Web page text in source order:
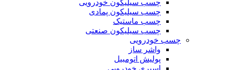
چسب سیلیکون خودرویی
چسب سیلیکون پمادی
چسب ماستیک
چسب سیلیکون صنعتی
چسب خودرویی
واشر ساز
پولیش اتومبیل